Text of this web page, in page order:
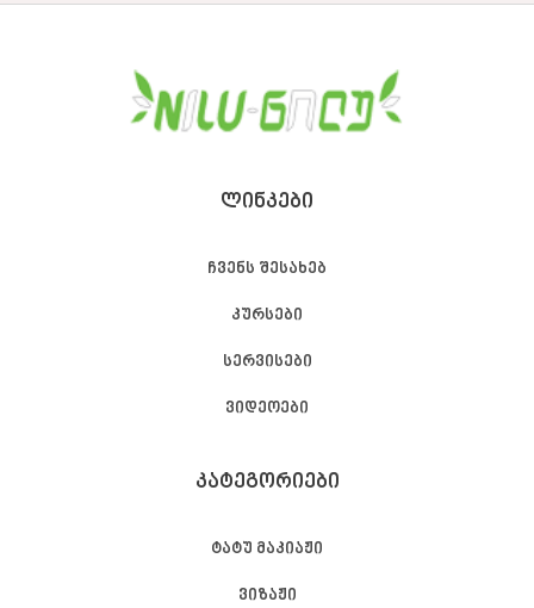
ᲚᲘᲜᲙᲔᲑᲘ
ჩვენს შესახებ
კურსები
სერვისები
ვიდეოები
ᲙᲐᲢᲔᲒᲝᲠᲘᲔᲑᲘ
ტატუ მაკიაჟი
ვიზაჟი